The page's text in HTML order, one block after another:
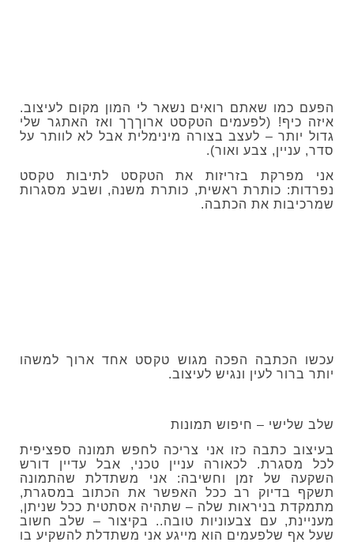
הפעם כמו שאתם רואים נשאר לי המון מקום לעיצוב.
איזה כיף! (לפעמים הטקסט ארוךךך ואז האתגר שלי
גדול יותר – לעצב בצורה מינימלית אבל לא לוותר על
סדר, עניין, צבע ואור).
אני מפרקת בזריזות את הטקסט לתיבות טקסט
נפרדות: כותרת ראשית, כותרת משנה, ושבע מסגרות
שמרכיבות את הכתבה.
עכשו הכתבה הפכה מגוש טקסט אחד ארוך למשהו
יותר ברור לעין ונגיש לעיצוב.
שלב שלישי – חיפוש תמונות
בעיצוב כתבה כזו אני צריכה לחפש תמונה ספציפית
לכל מסגרת. לכאורה עניין טכני, אבל עדיין דורש
השקעה של זמן וחשיבה: אני משתדלת שהתמונה
תשקף בדיוק רב ככל האפשר את הכתוב במסגרת,
מתמקדת בניראות שלה – שתהיה אסתטית ככל שניתן,
מעניינת, עם צבעוניות טובה.. בקיצור – שלב חשוב
שעל אף שלפעמים הוא מייגע אני משתדלת להשקיע בו